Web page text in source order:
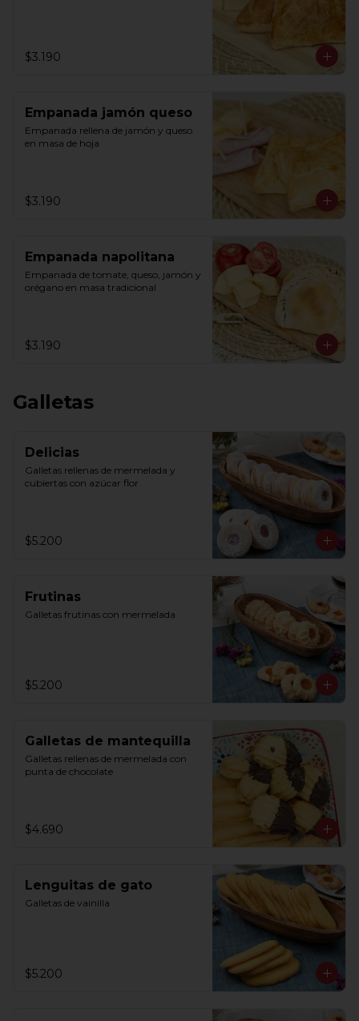
$3.190
Empanada jamón queso
Empanada rellena de jamón y queso
en masa de hoja
$3.190
Empanada napolitana
Empanada de tomate, queso, jamón y
orégano en masa tradicional
$3.190
Galletas
Delicias
Galletas rellenas de mermelada y
cubiertas con azúcar flor
$5.200
Frutinas
Galletas frutinas con mermelada
$5.200
Galletas de mantequilla
Galletas rellenas de mermelada con
punta de chocolate
$4.690
Lenguitas de gato
Galletas de vainilla
$5.200